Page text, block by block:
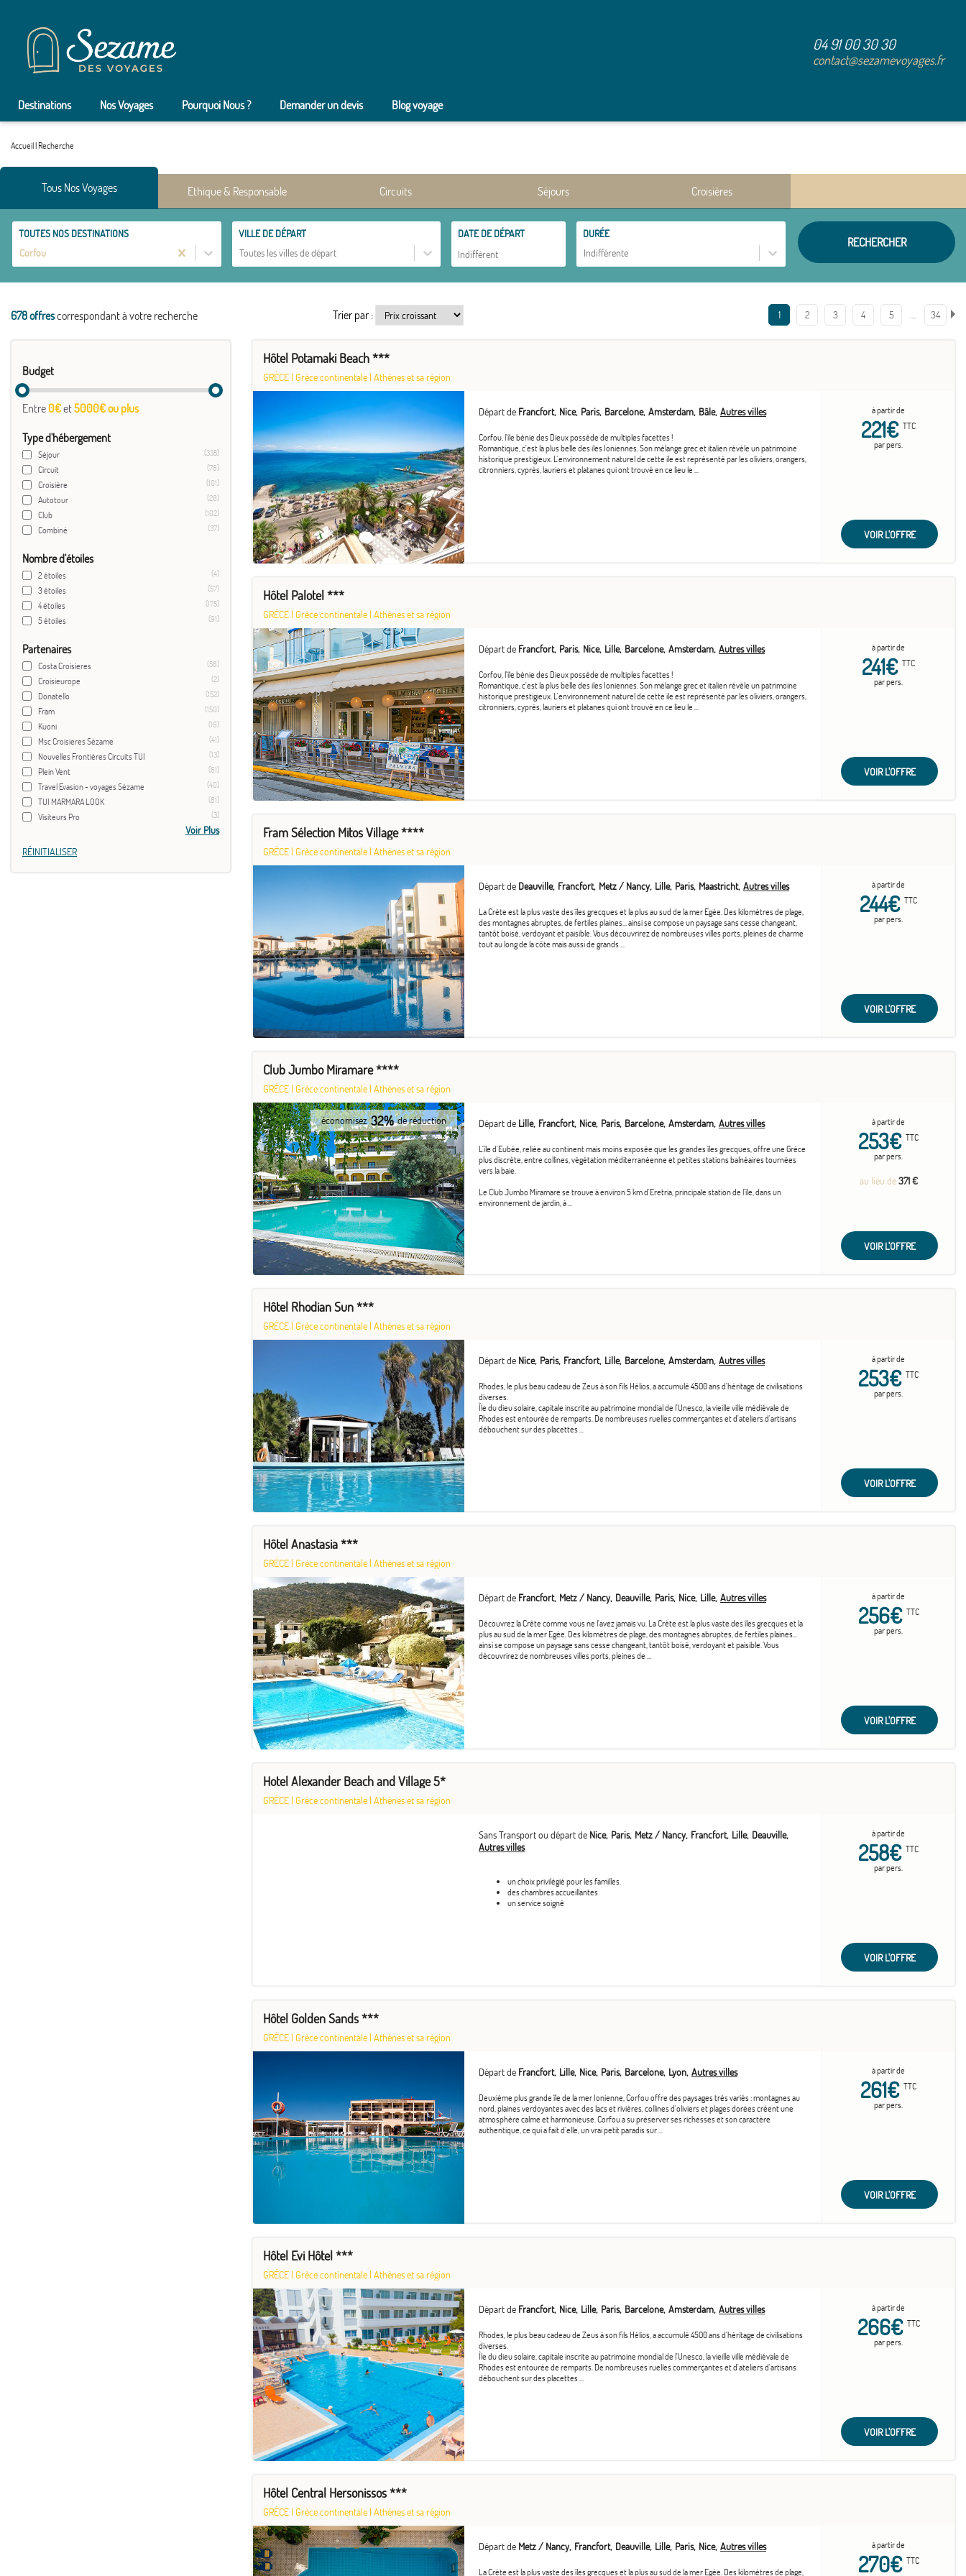
04 91 00 30 30
contact@sezamevoyages.fr
Destinations Nos Voyages Pourquoi Nous ? Demander un devis Blog voyage
Accueil| Recherche
Tous Nos Voyages Ethique & Responsable Circuits Séjours Croisières
TOUTES NOS DESTINATIONS
Corfou
VILLE DE DÉPART
Toutes les villes de départ
DATE DE DÉPART
DURÉE
Indifférente
RECHERCHER
678 offrescorrespondant à votre recherche Trier par : 1 2 3 4 5 … 34
Budget
Entre 0€et5000€ ou plus
Type d'hébergement
Séjour (335)
Circuit (78)
Croisière (101)
Autotour (26)
Club (102)
Combiné (37)
Nombre d'étoiles
2 étoiles (4)
3 étoiles (57)
4 étoiles (175)
5 étoiles (91)
Partenaires
Costa Croisieres (58)
Croisieurope (2)
Donatello (152)
Fram (150)
Kuoni (16)
Msc Croisieres Sézame (41)
Nouvelles Frontières Circuits TUI (13)
Plein Vent (61)
Travel Evasion - voyages Sézame (40)
TUI MARMARA LOOK (81)
Visiteurs Pro (3)
Voir Plus
RÉINITIALISER
Hôtel Potamaki Beach ***
GRÈCE | Grèce continentale | Athènes et sa région
Départ de Francfort Nice Paris Barcelone Amsterdam Bâle Autres villes
Corfou, l'île bénie des Dieux possède de multiples facettes !
Romantique, c'est la plus belle des iles Ioniennes. Son mélange grec et italien révèle un patrimoine
historique prestigieux. L'environnement naturel de cette ile est représenté par les oliviers, orangers,
citronniers, cyprès, lauriers et platanes qui ont trouvé en ce lieu le ...
à partir de
221€ TTC
par pers.
VOIR L'OFFRE
Hôtel Palotel ***
GRÈCE | Grèce continentale | Athènes et sa région
Départ de Francfort Paris Nice Lille Barcelone Amsterdam Autres villes
Corfou, l'île bénie des Dieux possède de multiples facettes !
Romantique, c'est la plus belle des iles Ioniennes. Son mélange grec et italien révèle un patrimoine
historique prestigieux. L'environnement naturel de cette ile est représenté par les oliviers, orangers,
citronniers, cyprès, lauriers et platanes qui ont trouvé en ce lieu le ...
à partir de
241€ TTC
par pers.
VOIR L'OFFRE
Fram Sélection Mitos Village ****
GRÈCE | Grèce continentale | Athènes et sa région
Départ de Deauville Francfort Metz / Nancy Lille Paris Maastricht Autres villes
La Crète est la plus vaste des îles grecques et la plus au sud de la mer Egée. Des kilomètres de plage,
des montagnes abruptes, de fertiles plaines... ainsi se compose un paysage sans cesse changeant,
tantôt boisé, verdoyant et paisible. Vous découvrirez de nombreuses villes ports, pleines de charme
tout au long de la côte mais aussi de grands ...
à partir de
244€ TTC
par pers.
VOIR L'OFFRE
Club Jumbo Miramare ****
GRÈCE | Grèce continentale | Athènes et sa région
économisez 32% de réduction Départ de Lille Francfort Nice Paris Barcelone Amsterdam Autres villes
L'île d'Eubée, reliée au continent mais moins exposée que les grandes îles grecques, offre une Grèce
plus discrète, entre collines, végétation méditerranéenne et petites stations balnéaires tournées
vers la baie.
Le Club Jumbo Miramare se trouve à environ 5 km d'Eretria, principale station de l'île, dans un
environnement de jardin, à ...
à partir de
253€ TTC
par pers.
au lieu de371 €
VOIR L'OFFRE
Hôtel Rhodian Sun ***
GRÈCE | Grèce continentale | Athènes et sa région
Départ de Nice Paris Francfort Lille Barcelone Amsterdam Autres villes
Rhodes, le plus beau cadeau de Zeus à son fils Hélios, a accumulé 4500 ans d'héritage de civilisations
diverses.
Île du dieu solaire, capitale inscrite au patrimoine mondial de l'Unesco, la vieille ville médiévale de
Rhodes est entourée de remparts. De nombreuses ruelles commerçantes et d'ateliers d'artisans
débouchent sur des placettes ...
à partir de
253€ TTC
par pers.
VOIR L'OFFRE
Hôtel Anastasia ***
GRÈCE | Grèce continentale | Athènes et sa région
Départ de Francfort Metz / Nancy Deauville Paris Nice Lille Autres villes
Découvrez la Crête comme vous ne l'avez jamais vu. La Crète est la plus vaste des îles grecques et la
plus au sud de la mer Egée. Des kilomètres de plage, des montagnes abruptes, de fertiles plaines...
ainsi se compose un paysage sans cesse changeant, tantôt boisé, verdoyant et paisible. Vous
découvrirez de nombreuses villes ports, pleines de ...
à partir de
256€ TTC
par pers.
VOIR L'OFFRE
Hotel Alexander Beach and Village 5*
GRÈCE | Grèce continentale | Athènes et sa région
Sans Transport ou départ de Nice Paris Metz / Nancy Francfort Lille Deauville
Autres villes
un choix privilégié pour les familles.
des chambres accueillantes
un service soigné
à partir de
258€ TTC
par pers.
VOIR L'OFFRE
Hôtel Golden Sands ***
GRÈCE | Grèce continentale | Athènes et sa région
Départ de Francfort Lille Nice Paris Barcelone Lyon Autres villes
Deuxième plus grande île de la mer Ionienne, Corfou offre des paysages très variés : montagnes au
nord, plaines verdoyantes avec des lacs et rivières, collines d'oliviers et plages dorées créent une
atmosphère calme et harmonieuse. Corfou a su préserver ses richesses et son caractère
authentique, ce qui a fait d'elle, un vrai petit paradis sur ...
à partir de
261€ TTC
par pers.
VOIR L'OFFRE
Hôtel Evi Hôtel ***
GRÈCE | Grèce continentale | Athènes et sa région
Départ de Francfort Nice Lille Paris Barcelone Amsterdam Autres villes
Rhodes, le plus beau cadeau de Zeus à son fils Hélios, a accumulé 4500 ans d'héritage de civilisations
diverses.
Île du dieu solaire, capitale inscrite au patrimoine mondial de l'Unesco, la vieille ville médiévale de
Rhodes est entourée de remparts. De nombreuses ruelles commerçantes et d'ateliers d'artisans
débouchent sur des placettes ...
à partir de
266€ TTC
par pers.
VOIR L'OFFRE
Hôtel Central Hersonissos ***
GRÈCE | Grèce continentale | Athènes et sa région
Départ de Metz / Nancy Francfort Deauville Lille Paris Nice Autres villes
La Crète est la plus vaste des îles grecques et la plus au sud de la mer Egée. Des kilomètres de plage,
à partir de
270€ TTC